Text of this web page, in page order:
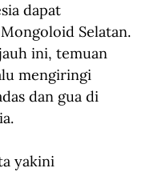
dapat
Selatan.
ini, temuan
mengiringi
dan gua di
yakini